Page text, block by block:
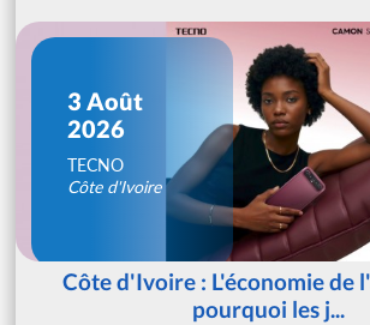
3 Août
2026
TECNO
Côte d'Ivoire
Côte d'Ivoire : L'économie de
pourquoi les j...